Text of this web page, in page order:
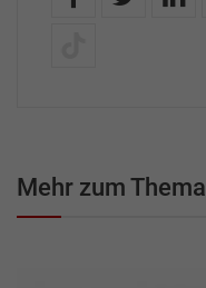
Mehr zum Thema